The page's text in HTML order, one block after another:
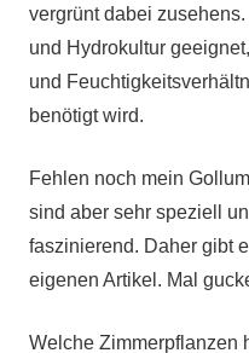
vergrünt dabei
und Hydrokultur
und
benötigt wird.
Fehlen noch mein
sind aber sehr speziell
faszinierend. Daher gibt
eigenen Artikel. Mal
Welche Zimmerpflanzen